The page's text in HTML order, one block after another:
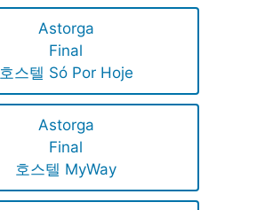
Astorga
Final
호스텔 Só Por Hoje
Astorga
Final
호스텔 MyWay